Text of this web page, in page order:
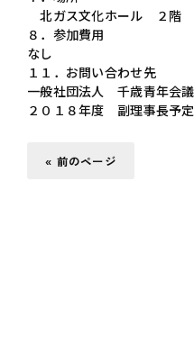
北ガス文化ホール ２階
８．参加費用
なし
１１．お問い合わせ先
一般社団法人 千歳青年会
２０１８年度 副理事長
« 前のページ